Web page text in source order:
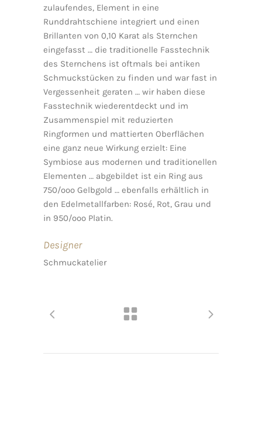
zulaufendes, Element in eine
Runddrahtschiene integriert und einen
Brillanten von 0,10 Karat als Sternchen
eingefasst … die traditionelle Fasstechnik
des Sternchens ist oftmals bei antiken
Schmuckstücken zu finden und war fast in
Vergessenheit geraten … wir haben diese
Fasstechnik wiederentdeckt und im
Zusammenspiel mit reduzierten
Ringformen und mattierten Oberflächen
eine ganz neue Wirkung erzielt: Eine
Symbiose aus modernen und traditionellen
Elementen … abgebildet ist ein Ring aus
750/ooo Gelbgold … ebenfalls erhältlich in
den Edelmetallfarben: Rosé, Rot, Grau und
in 950/ooo Platin.
Designer
Schmuckatelier